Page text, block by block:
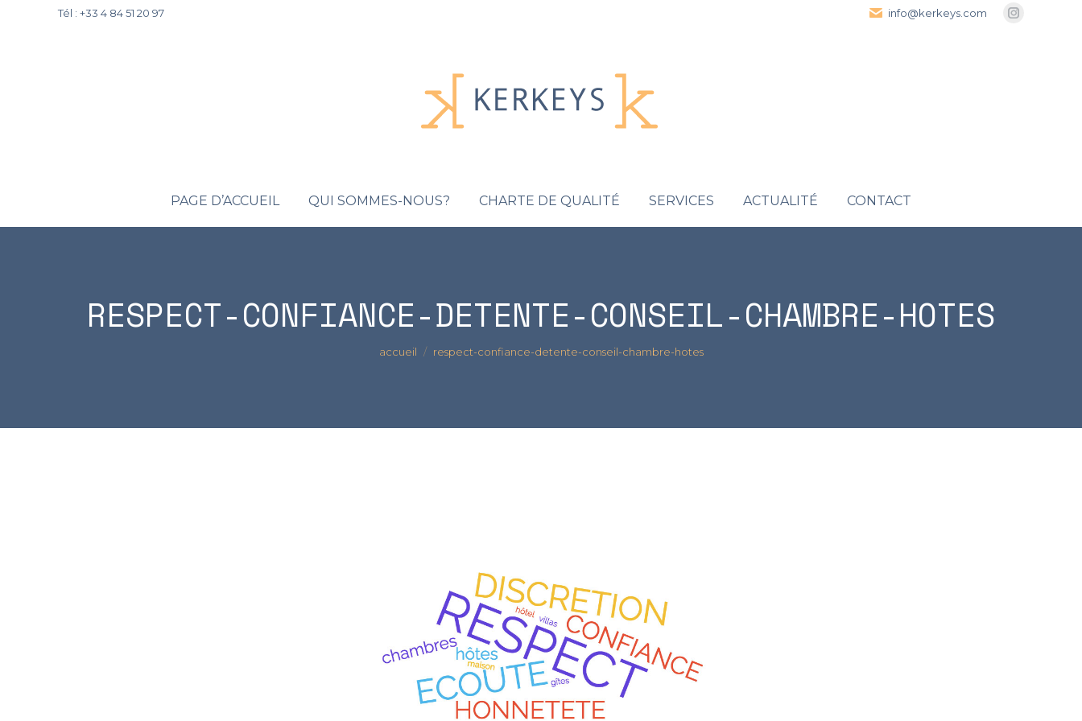
Tél : +33 4 84 51 20 97 info@kerkeys.com
Instagram
PAGE D’ACCUEIL QUI SOMMES-NOUS? CHARTE DE QUALITÉ SERVICES ACTUALITÉ CONTACT
RESPECT-CONFIANCE-DETENTE-CONSEIL-CHAMBRE-HOTES
Vous êtes ici :
accueil respect-confiance-detente-conseil-chambre-hotes